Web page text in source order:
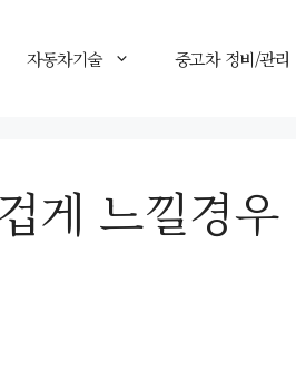
자동차기술 중고차 정비/관리
게 느낄경우